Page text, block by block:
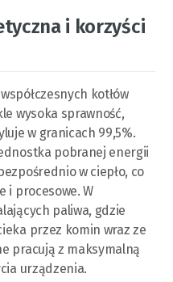
i korzyści
kotłów
wysoka sprawność,
w granicach 99,5%.
pobranej energii
w ciepło, co
i procesowe. W
paliwa, gdzie
przez komin wraz ze
pracują z maksymalną
urządzenia.